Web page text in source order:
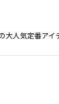
人気定番ア